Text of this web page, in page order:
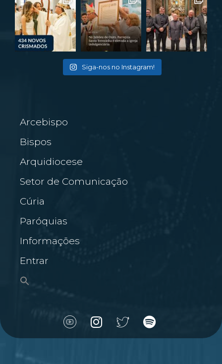
Siga-nos no Instagram!
Arcebispo
Bispos
Arquidiocese
Setor de Comunicação
Cúria
Paróquias
Informações
Entrar